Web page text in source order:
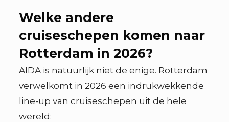
Welke andere
cruiseschepen komen naar
Rotterdam in 2026?
AIDA is natuurlijk niet de enige. Rotterdam
verwelkomt in 2026 een indrukwekkende
line-up van cruiseschepen uit de hele
wereld: